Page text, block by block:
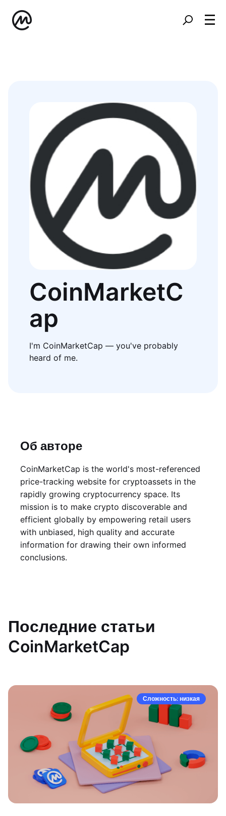
CoinMarketC
ap
I'm CoinMarketCap — you've probably
heard of me.
Об авторе
CoinMarketCap is the world's most-referenced
price-tracking website for cryptoassets in the
rapidly growing cryptocurrency space. Its
mission is to make crypto discoverable and
efficient globally by empowering retail users
with unbiased, high quality and accurate
information for drawing their own informed
conclusions.
Последние статьи
CoinMarketCap
Сложность: низкая